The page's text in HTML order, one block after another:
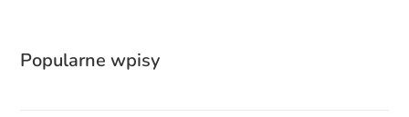
Popularne wpisy